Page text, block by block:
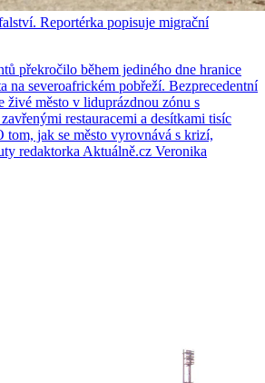
Reportérka popisuje migrační
překročilo během jediného dne hranice
na severoafrickém pobřeží. Bezprecedentní
živé město v liduprázdnou zónu s
restauracemi a desítkami tisíc
tom, jak se město vyrovnává s krizí,
redaktorka Aktuálně.cz Veronika